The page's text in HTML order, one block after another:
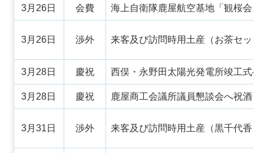
3月26日 会費 海上自衛隊鹿屋航空基地「観桜会」
3月26日 渉外 来客及び訪問時用土産（お茶セット
3月28日 慶祝 西俣・永野田太陽光発電所竣工式へ
3月28日 慶祝 鹿屋商工会議所議員懇談会へ祝酒
3月31日 渉外 来客及び訪問時用土産（黒千代香）